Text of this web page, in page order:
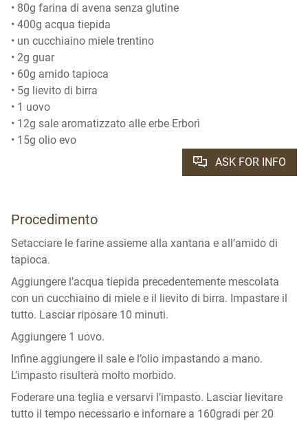
• 80g farina di avena senza glutine
• 400g acqua tiepida
• un cucchiaino miele trentino
• 2g guar
• 60g amido tapioca
• 5g lievito di birra
• 1 uovo
• 12g sale aromatizzato alle erbe Erborì
• 15g olio evo
ASK FOR INFO
Procedimento
Setacciare le farine assieme alla xantana e all’amido di
tapioca.
Aggiungere l’acqua tiepida precedentemente mescolata
con un cucchiaino di miele e il lievito di birra. Impastare il
tutto. Lasciar riposare 10 minuti.
Aggiungere 1 uovo.
Infine aggiungere il sale e l’olio impastando a mano.
L’impasto risulterà molto morbido.
Foderare una teglia e versarvi l’impasto. Lasciar lievitare
tutto il tempo necessario e infornare a 160gradi per 20